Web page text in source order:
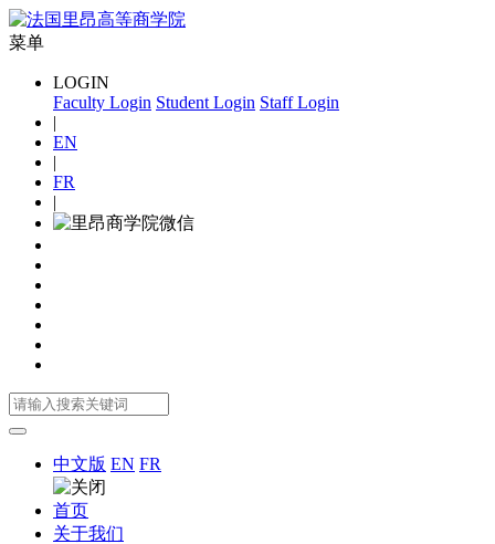
菜单
LOGIN
Faculty Login Student Login Staff Login
|
EN
|
FR
|
中文版 EN FR
首页
关于我们